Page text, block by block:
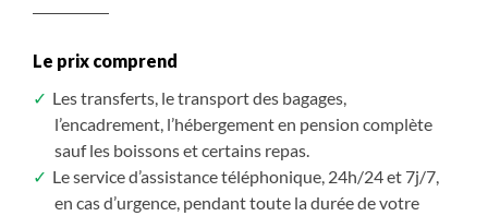
Le prix comprend
Les transferts, le transport des bagages,
l’encadrement, l’hébergement en pension complète
sauf les boissons et certains repas.
Le service d’assistance téléphonique, 24h/24 et 7j/7,
en cas d’urgence, pendant toute la durée de votre